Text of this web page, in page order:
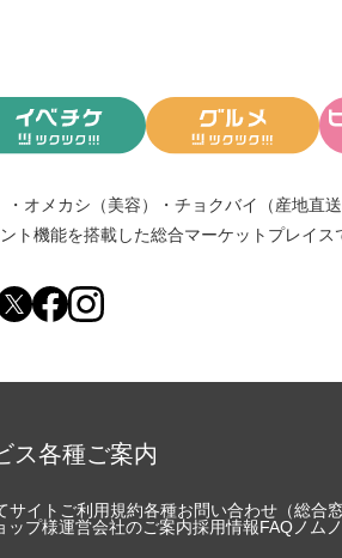
・ オメカシ（美容） ・ チョクバイ（産地直送
ト機能を搭載した総合マーケットプレイス
ス各種ご案内
サイトご利用規約各種お問い合わせ（総合窓
ップ様運営会社のご案内採用情報FAQノム